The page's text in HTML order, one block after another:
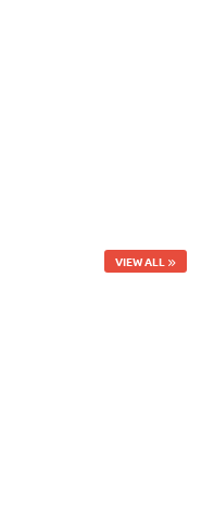
VIEW ALL